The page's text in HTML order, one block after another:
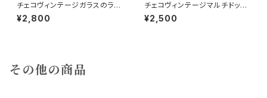
チェコヴィンテージガラスのライ
オン
¥2,800
チェコヴィンテージマルチドット
グラス2
¥2,500
その他の商品